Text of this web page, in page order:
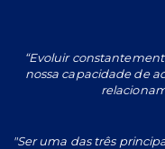
“Evoluir
nossa capacidade de
"Ser uma das três